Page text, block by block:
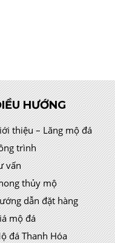
HƯỚNG
thiệu – Lăng mộ đá
trình
vấn
thủy mộ
dẫn đặt hàng
mộ đá
đá Thanh Hóa